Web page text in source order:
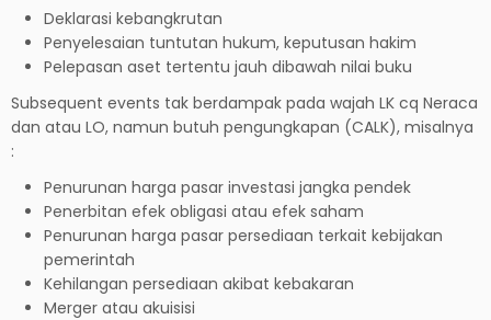
Deklarasi kebangkrutan
Penyelesaian tuntutan hukum, keputusan hakim
Pelepasan aset tertentu jauh dibawah nilai buku
Subsequent events tak berdampak pada wajah LK cq Neraca
dan atau LO, namun butuh pengungkapan (CALK), misalnya
:
Penurunan harga pasar investasi jangka pendek
Penerbitan efek obligasi atau efek saham
Penurunan harga pasar persediaan terkait kebijakan
pemerintah
Kehilangan persediaan akibat kebakaran
Merger atau akuisisi